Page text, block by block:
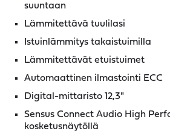
suuntaan
Lämmitettävä tuulilasi
Istuinlämmitys takaistuimilla
Lämmitettävät etuistuimet
Automaattinen ilmastointi ECC
Digital-mittaristo 12,3"
Sensus Connect Audio High
kosketusnäytöllä